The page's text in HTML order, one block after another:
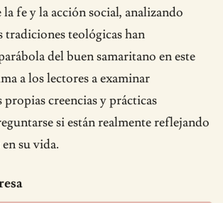
fe y la acción social, analizando
tradiciones teológicas han
del buen samaritano en este
a los lectores a examinar
creencias y prácticas
si están realmente reflejando
su vida.